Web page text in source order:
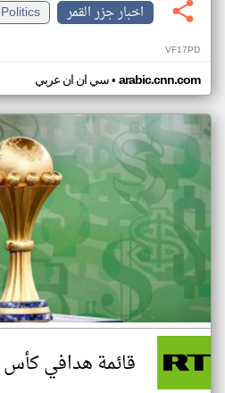
اخبار جزر القمر
Politics
VF17PD
سي ان ان عربي• arabic.cnn.com
قائمة هدافي كأس